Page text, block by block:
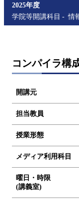
2025年度
学院等開講科目
情
コンパイラ構
開講元
担当教員
授業形態
メディア利用科目
曜日・時限
(講義室)